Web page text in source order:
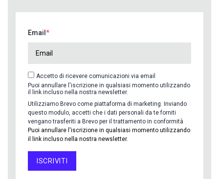
Email
Accetto di ricevere comunicazioni via email
Puoi annullare l'iscrizione in qualsiasi momento utilizzando
il link incluso nella nostra newsletter.
Utilizziamo Brevo come piattaforma di marketing. Inviando
questo modulo, accetti che i dati personali da te forniti
vengano trasferiti a Brevo per il trattamento in conformità
Puoi annullare l'iscrizione in qualsiasi momento utilizzando
il link incluso nella nostra newsletter.
ISCRIVITI